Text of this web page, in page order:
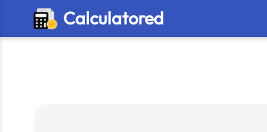
Calculatored